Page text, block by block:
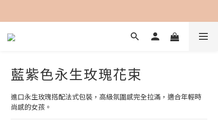
加入會員即可享用購物金100元折抵
藍紫色永生玫瑰花束
進口永生玫瑰搭配法式包裝，高級氛圍感完全拉滿，適合年輕時
尚感的女孩。